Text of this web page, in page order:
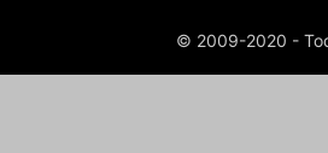
© 2009-2020 -